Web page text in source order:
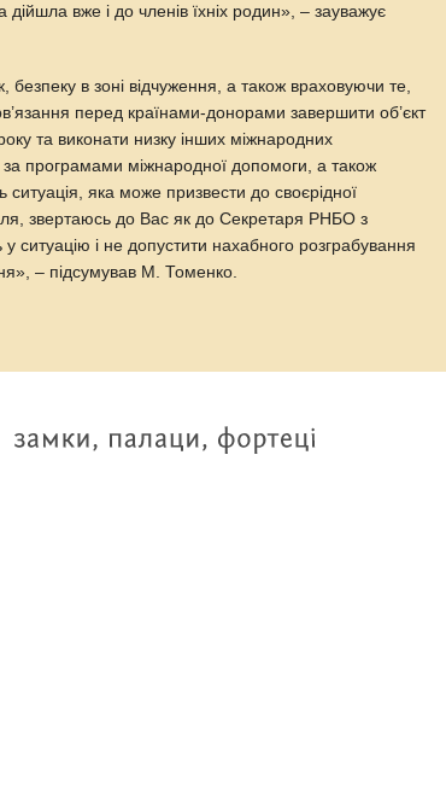
вже і до членів їхніх родин», – зауважує
в зоні відчуження, а також враховуючи те,
перед країнами-донорами завершити об’єкт
та виконати низку інших міжнародних
програмами міжнародної допомоги, а також
яка може призвести до своєрідної
звертаюсь до Вас як до Секретаря РНБО з
ситуацію і не допустити нахабного розграбування
– підсумував М. Томенко.